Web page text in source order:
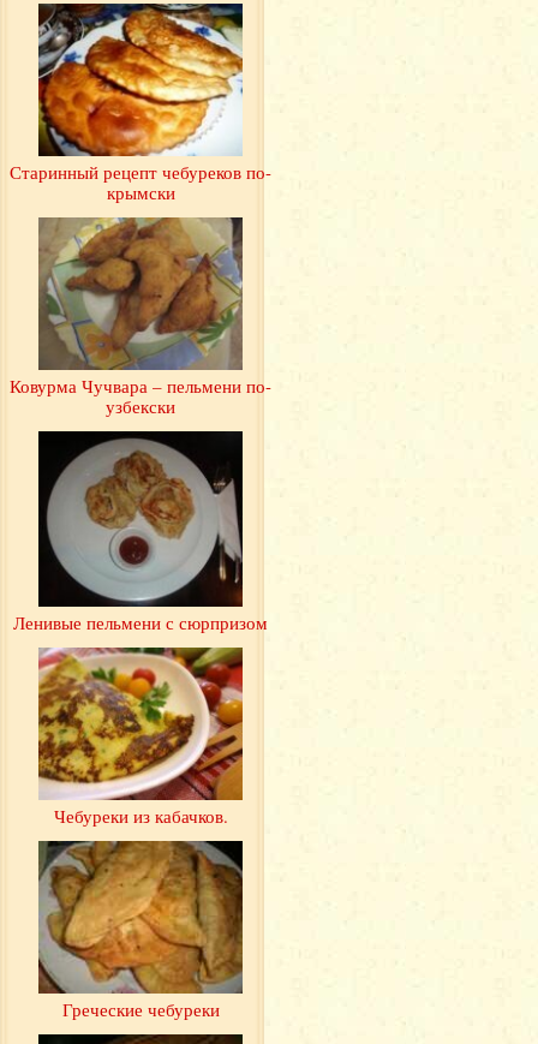
Старинный рецепт чебуреков по-
крымски
Ковурма Чучвара – пельмени по-
узбекски
Ленивые пельмени с сюрпризом
Чебуреки из кабачков.
Греческие чебуреки